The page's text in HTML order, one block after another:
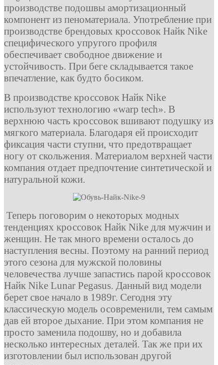
производстве подошвы амортизационный
компонент из пеноматериала. Употребление при
производстве брендовых кроссовок Найк Nike
специфического упругого профиля
обеспечивает свободное движение и
устойчивость. При беге складывается такое
впечатление, как будто босиком.
В производстве кроссовок Найк Nike
используют технологию «warp tech». В
верхнюю часть кроссовок вшивают подушку из
мягкого материала. Благодаря ей происходит
фиксация части ступни, что предотвращает
ногу от скольжения. Материалом верхней части
компания отдает предпочтение синтетической и
натуральной кожи.
Теперь поговорим о некоторых модных
тенденциях кроссовок Найк Nike для мужчин и
женщин. Не так много времени осталось до
наступления весны. Поэтому на ранний период
этого сезона для мужской половины
человечества лучше запастись парой кроссовок
Найк Nike Lunar Pegasus. Данный вид модели
берет свое начало в 1989г. Сегодня эту
классическую модель осовременили, тем самым
дав ей второе дыхание. При этом компания не
просто заменила подошву, но и добавила
несколько интересных деталей. Так же при их
изготовлении был использован другой